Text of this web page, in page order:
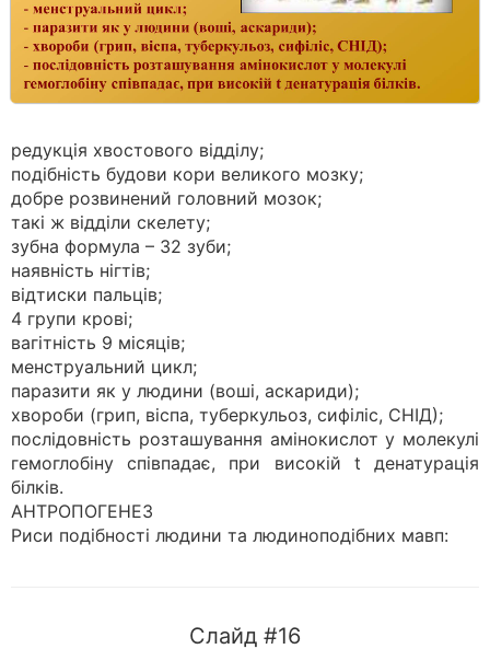
редукція хвостового відділу;
подібність будови кори великого мозку;
добре розвинений головний мозок;
такі ж відділи скелету;
зубна формула – 32 зуби;
наявність нігтів;
відтиски пальців;
4 групи крові;
вагітність 9 місяців;
менструальний цикл;
паразити як у людини (воші, аскариди);
хвороби (грип, віспа, туберкульоз, сифіліс, СНІД);
послідовність розташування амінокислот у молекулі
гемоглобіну співпадає, при високій t денатурація
білків.
АНТРОПОГЕНЕЗ
Риси подібності людини та людиноподібних мавп:
Слайд #16